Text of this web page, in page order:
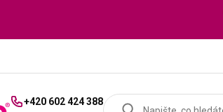
+420 602 424 388